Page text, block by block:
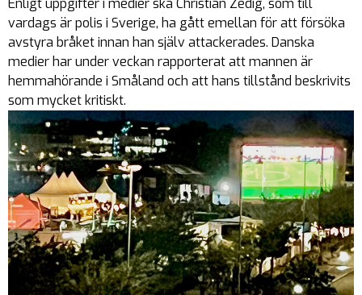
Enligt uppgifter i medier ska Christian Zedig, som till
vardags är polis i Sverige, ha gått emellan för att försöka
avstyra bråket innan han själv attackerades. Danska
medier har under veckan rapporterat att mannen är
hemmahörande i Småland och att hans tillstånd beskrivits
som mycket kritiskt.